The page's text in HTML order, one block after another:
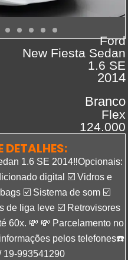
Ford
New Fiesta Sedan
1.6 SE
2014
Branco
Flex
124.000
DETALHES:
1.6 SE 2014‼️Opcionais:
digital ☑️ Vidros e
☑️ Sistema de som ☑️
de liga leve ☑️ Retrovisores
60x. 💸 💸 Parcelamento no
pelos telefones☎️
19-993541290